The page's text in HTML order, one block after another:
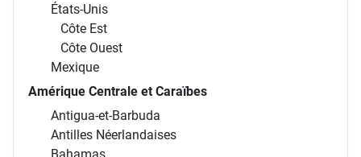
États-Unis
Côte Est
Côte Ouest
Mexique
Amérique Centrale et Caraïbes
Antigua-et-Barbuda
Antilles Néerlandaises
Bahamas